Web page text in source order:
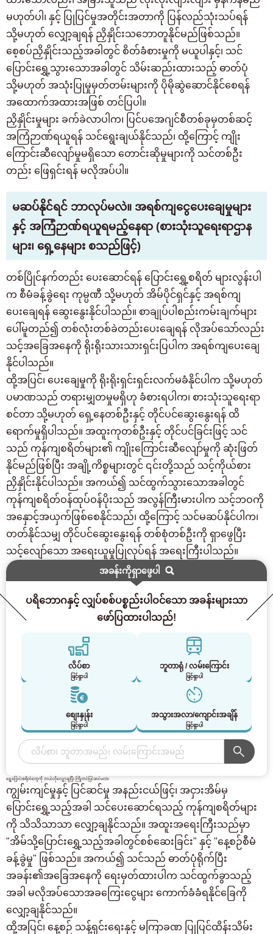
မဟုတ်ပါ၊ နှင့် ပြုပြင်မှုအတိုင်းအတာကို ပြန်လည်သုံးသပ်ရန်
သို့မဟုတ် လျှော့ချရန် ညှိနှိုင်းသဘောတူနိုင်မည်ဖြစ်သည်။
စေ့စပ်ညှိနှိုင်းသည့်အခါတွင် စိတ်ခံစားမှုကို မယူပါနှင့်၊ သင်
ပြောင်းရွှေ့သွားသောအခါတွင် သိမ်းဆည်းထားသည့် ဓာတ်ပုံ
သို့မဟုတ် အသုံးပြုမှုမှတ်တမ်းများကို ပိုမိုဆွဲဆောင်နိုင်စေရန်
အထောက်အထားအဖြစ် တင်ပြပါ။
ညှိနှိုင်းမှုများ ခက်ခဲလာပါက၊ ပြင်ပအေဂျင်စီတစ်ခုမှတစ်ဆင့်
အကြံဉာဏ်ရယူရန် သင်ရွေးချယ်နိုင်သည်၊ ထို့ကြောင့် ကျိုး
ကြောင်းဆီလျော်မှုမရှိသော တောင်းဆိုမှုများကို သင်တစ်ဦး
တည်း ဖြေရှင်းရန် မလိုအပ်ပါ။
မဆပ်နိုင်ရင် ဘာလုပ်မလဲ။ အရစ်ကျငွေပေးချေမှုများ
နှင့် အကြံဉာဏ်ရယူရမည့်နေရာ (စားသုံးသူရေးရာဌာန
များ၊ ရှေ့နေများ စသည်ဖြင့်)
တစ်ပြိုင်နက်တည်း ပေးဆောင်ရန် ပြောင်းရွှေ့စရိတ် များလွန်းပါ
က စီမံခန့်ခွဲရေး ကုမ္ပဏီ သို့မဟုတ် အိမ်ပိုင်ရှင်နှင့် အရစ်ကျ
ပေးချေရန် ဆွေးနွေးနိုင်ပါသည်။ စာချုပ်ပါစည်းကမ်းချက်များ
ပေါ်မူတည်၍ တစ်လုံးတစ်ခဲတည်းပေးချေရန် လိုအပ်သော်လည်း
သင့်အခြေအနေကို ရိုးရိုးသားသားရှင်းပြပါက အရစ်ကျပေးချေ
နိုင်ပါသည်။
ထို့အပြင်၊ ပေးချေမှုကို ရိုးရိုးရှင်းရှင်းလက်မခံနိုင်ပါက သို့မဟုတ်
ပမာဏသည် တရားမျှတမှုမရှိဟု ခံစားရပါက၊ စားသုံးသူရေးရာ
စင်တာ သို့မဟုတ် ရှေ့နေတစ်ဦးနှင့် တိုင်ပင်ဆွေးနွေးရန် ထိ
ရောက်မှုရှိပါသည်။ အထူးကုတစ်ဦးနှင့် တိုင်ပင်ခြင်းဖြင့် သင်
သည် ကုန်ကျစရိတ်များ၏ ကျိုးကြောင်းဆီလျော်မှုကို ဆုံးဖြတ်
နိုင်မည်ဖြစ်ပြီး အချို့ကိစ္စများတွင် ၎င်းတို့သည် သင့်ကိုယ်စား
ညှိနှိုင်းနိုင်ပါသည်။ အကယ်၍ သင်ထွက်သွားသောအခါတွင်
ကုန်ကျစရိတ်ဝန်ထုပ်ဝန်ပိုးသည် အလွန်ကြီးမားပါက သင့်ဘဝကို
အနှောင့်အယှက်ဖြစ်စေနိုင်သည်၊ ထို့ကြောင့် သင်မဆပ်နိုင်ပါက၊
တတ်နိုင်သမျှ တိုင်ပင်ဆွေးနွေးရန် တစ်စုံတစ်ဦးကို ရှာဖွေပြီး
သင့်လျော်သော အရေးယူမှုပြုလုပ်ရန် အရေးကြီးပါသည်။
အခန်းကိုရှာဖွေပါ
ပရိဘောဂနှင့် လျှပ်စစ်ပစ္စည်းပါဝင်သော အခန်းများသာ
ဖော်ပြထားပါသည်!
လိပ်စာ
ဖြင့်ရှာပါ
ဘူတာရုံ / လမ်းကြောင်း
ဖြင့်ရှာပါ
စျေးနှုန်း
ဖြင့်ရှာပါ
အသွားအလာ/ကျောင်းအချိန်
ဖြင့်ရှာပါ
ရွှေ့ပြောင်းစရိတ်တွေကို ဘယ်လိုလျှော့ချပြီး ကြိုတင်ပြင်ဆင်မလဲ။
ကျွမ်းကျင်မှုနှင့် ပြင်ဆင်မှု အနည်းငယ်ဖြင့်၊ အငှားအိမ်မှ
ပြောင်းရွှေ့သည့်အခါ သင်ပေးဆောင်ရသည့် ကုန်ကျစရိတ်များ
ကို သိသိသာသာ လျှော့ချနိုင်သည်။ အထူးအရေးကြီးသည်မှာ
"အိမ်သို့ပြောင်းရွှေ့သည့်အခါတွင်စစ်ဆေးခြင်း" နှင့် "နေ့စဉ်စီမံ
ခန့်ခွဲမှု" ဖြစ်သည်။ အကယ်၍ သင်သည် ဓာတ်ပုံရိုက်ပြီး
အခန်း၏အခြေအနေကို ရေးမှတ်ထားပါက သင်ထွက်ခွာသည့်
အခါ မလိုအပ်သောအခကြေးငွေများ ကောက်ခံခံရနိုင်ခြေကို
လျှော့ချနိုင်သည်။
ထို့အပြင်၊ နေ့စဉ် သန့်ရှင်းရေးနှင့် မကြာခဏ ပြုပြင်ထိန်းသိမ်း